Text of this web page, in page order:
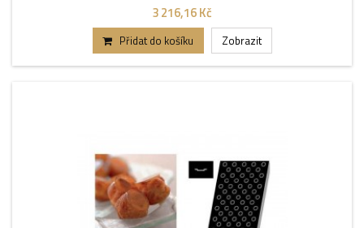
3 216,16 Kč
Přidat do košíku Zobrazit